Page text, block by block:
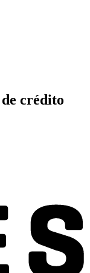
crédito